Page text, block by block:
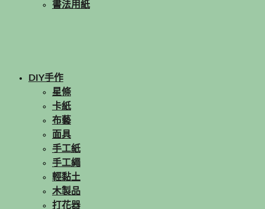
書法用紙
DIY手作
星條
卡紙
布藝
面具
手工紙
手工繩
輕黏土
木製品
打花器